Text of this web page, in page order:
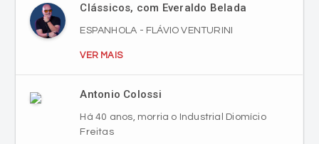
Clássicos, com Everaldo Belada
ESPANHOLA - FLÁVIO VENTURINI
VER MAIS
Antonio Colossi
Há 40 anos, morria o Industrial Diomício
Freitas